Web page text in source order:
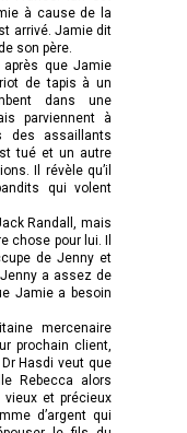
à cause de la
arrivé. Jamie dit
son père.
après que Jamie
de tapis à un
dans une
parviennent à
des assaillants
tué et un autre
Il révèle qu’il
qui volent
Randall, mais
chose pour lui. Il
de Jenny et
a assez de
Jamie a besoin
mercenaire
prochain client,
Hasdi veut que
Rebecca alors
et précieux
d’argent qui